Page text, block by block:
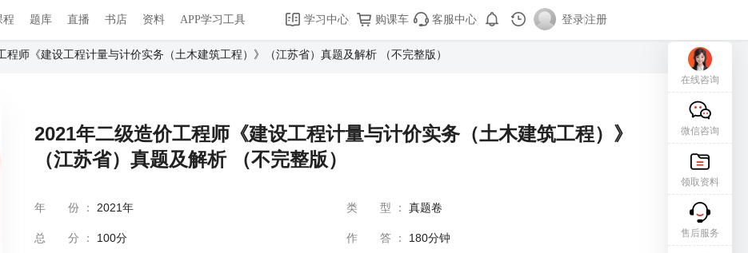
程 题库 直播 书店 资料 APP学习工具 学习中心 购课车 客服中心 登录|注册
程师《建设工程计量与计价实务（土木建筑工程）》（江苏省）真题及解析 （不完整版）
2021年二级造价工程师《建设工程计量与计价实务（土木建筑工程）》
（江苏省）真题及解析 （不完整版）
年份 ： 2021年 类型 ： 真题卷
总分 ： 100分 作答 ： 180分钟
在线咨询
微信咨询
领取资料
售后服务